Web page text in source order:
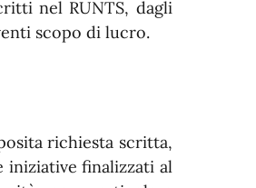
nel RUNTS, dagli
scopo di lucro.
richiesta scritta,
iniziative finalizzati al